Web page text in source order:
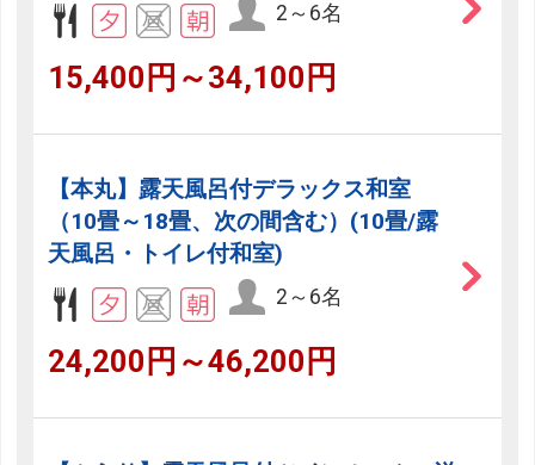
2～6名
15,400円～34,100円
【本丸】露天風呂付デラックス和室
（10畳～18畳、次の間含む）(10畳/露
天風呂・トイレ付和室)
2～6名
24,200円～46,200円